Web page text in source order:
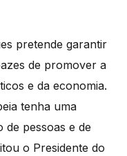
pretende garantir
de promover a
e da economia.
tenha uma
pessoas e de
o Presidente do